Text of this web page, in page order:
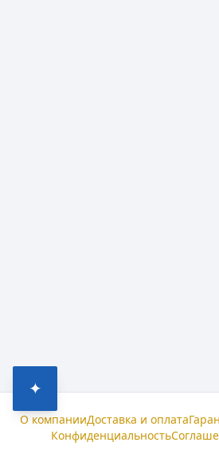
✦
О компанииДоставка и оплата
Конфиденциальность